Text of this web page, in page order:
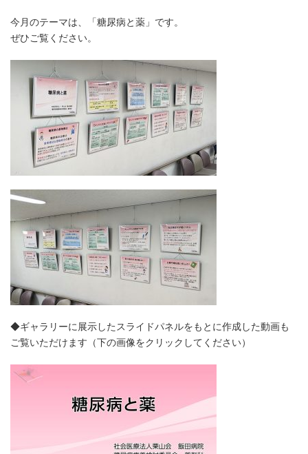
今月のテーマは、「糖尿病と薬」です。
ぜひご覧ください。
◆ギャラリーに展示したスライドパネルをもとに作成した動画も
ご覧いただけます（下の画像をクリックしてください）